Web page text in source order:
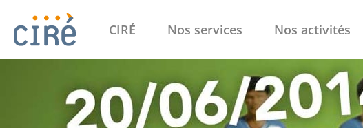
CIRÉ Nos services Nos activités